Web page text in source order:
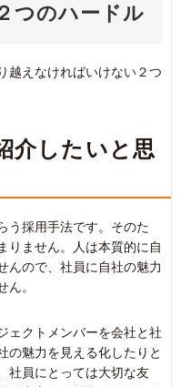
つのハードル
越えなければいけない２つ
介したいと思
う採用手法です。そのた
りません。人は本質的に自
んので、社員に自社の魅力
ん。
ェクトメンバーを会社と社
の魅力を見える化したりと
社員にとっては大切な友